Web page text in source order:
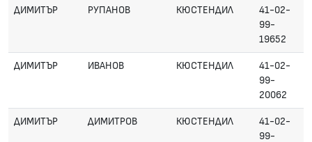
ДИМИТЪР РУПАНОВ КЮСТЕНДИЛ
41-02-
99-
19652
ДИМИТЪР ИВАНОВ КЮСТЕНДИЛ
41-02-
99-
20062
ДИМИТЪР ДИМИТРОВ КЮСТЕНДИЛ
41-02-
99-